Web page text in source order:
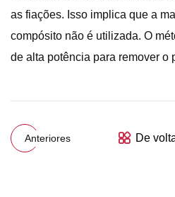
as fiações. Isso implica que a
compósito não é utilizada. O
de alta potência para remover o
Anteriores De